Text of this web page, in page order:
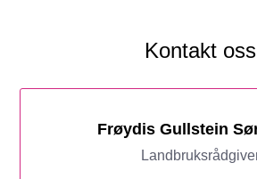
Kontakt oss
Frøydis Gullstein